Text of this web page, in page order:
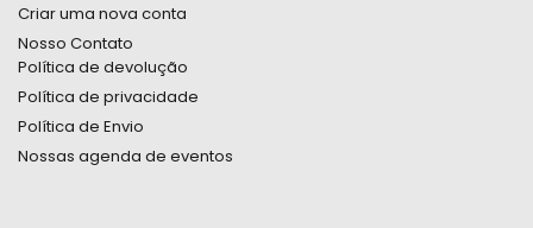
Criar uma nova conta
Nosso Contato
Política de devolução
Política de privacidade
Política de Envio
Nossas agenda de eventos